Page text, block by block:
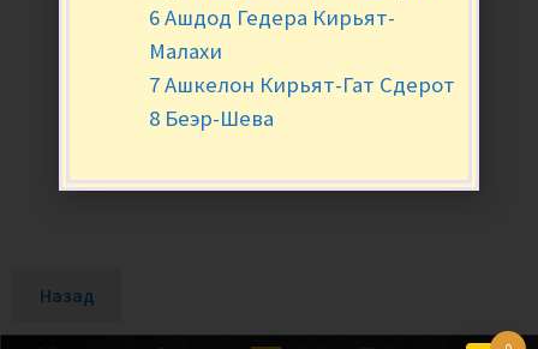
Назад
6 Ашдод Гедера Кирьят-
Малахи
7 Ашкелон Кирьят-Гат Сдерот
8 Беэр-Шева